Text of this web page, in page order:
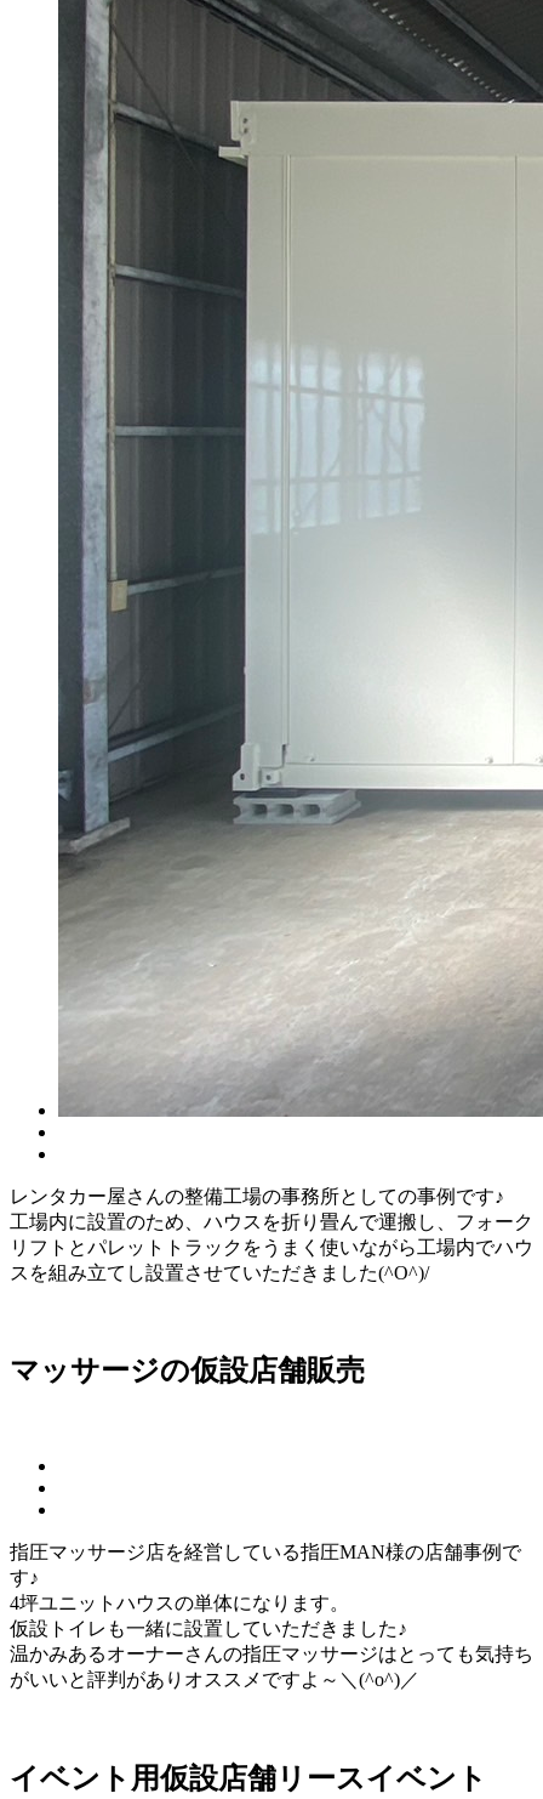
レンタカー屋さんの整備工場の事務所としての事例です♪
工場内に設置のため、ハウスを折り畳んで運搬し、フォーク
リフトとパレットトラックをうまく使いながら工場内でハウ
スを組み立てし設置させていただきました(^O^)/
マッサージの仮設店舗販売
指圧マッサージ店を経営している指圧MAN様の店舗事例で
す♪
4坪ユニットハウスの単体になります。
仮設トイレも一緒に設置していただきました♪
温かみあるオーナーさんの指圧マッサージはとっても気持ち
がいいと評判がありオススメですよ～＼(^o^)／
イベント用仮設店舗リースイベント